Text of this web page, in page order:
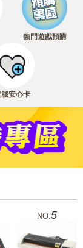
熱門遊戲預購
腦安心卡
NO.5